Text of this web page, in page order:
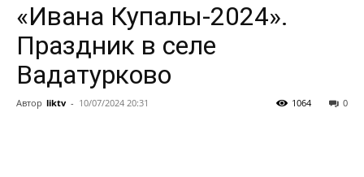
«Ивана Купалы-2024».
Праздник в селе
Вадатурково
Автор liktv - 10/07/2024 20:31 0
1064